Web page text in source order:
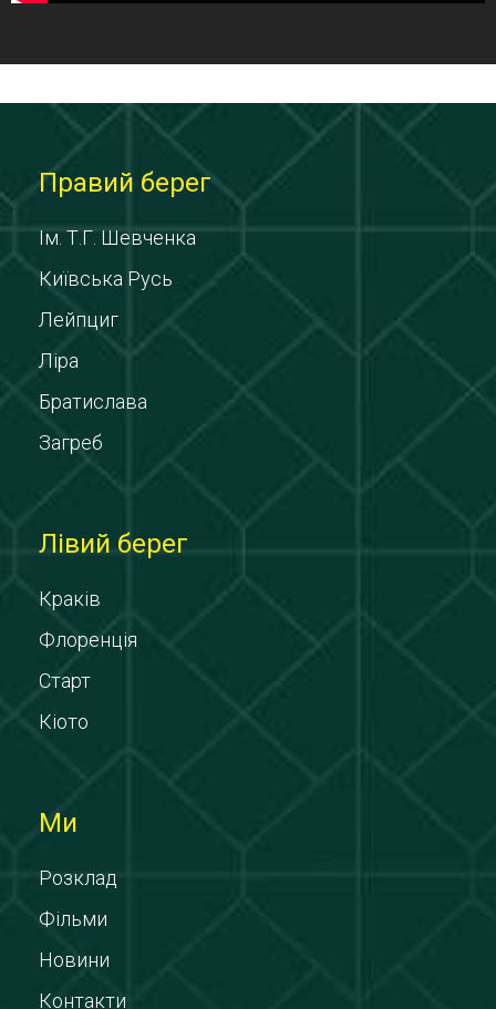
Правий берег
Ім. Т.Г. Шевченка
Київська Русь
Лейпциг
Ліра
Братислава
Загреб
Лівий берег
Краків
Флоренція
Старт
Кіото
Ми
Розклад
Фільми
Новини
Контакти